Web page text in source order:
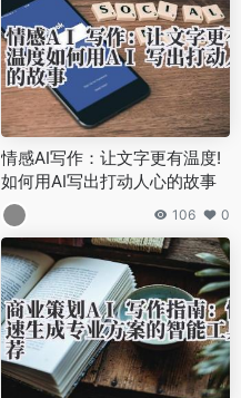
情感AI写作：让文字更有温度!
如何用AI写出打动人心的故事
106 0